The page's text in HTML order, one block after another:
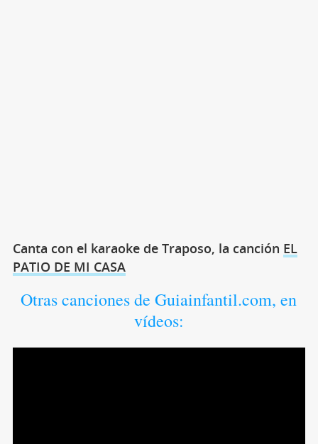
Canta con el karaoke de Traposo, la canción EL
PATIO DE MI CASA
Otras canciones de Guiainfantil.com, en
vídeos: